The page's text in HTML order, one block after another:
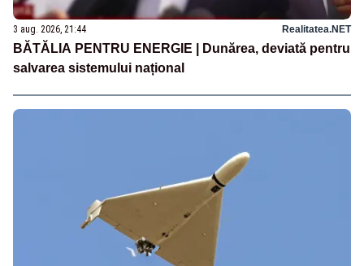
3 aug. 2026, 21:44 Realitatea.NET
BĂTĂLIA PENTRU ENERGIE | Dunărea, deviată pentru
salvarea sistemului național